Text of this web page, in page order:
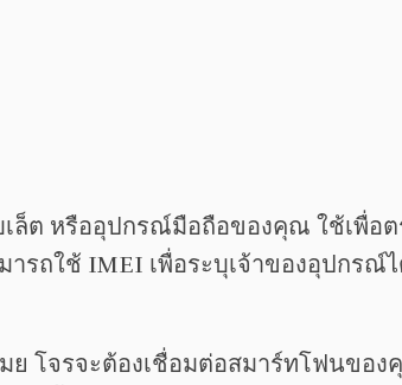
ล็ต หรืออุปกรณ์มือถือของคุณ ใช้เพื่อ
รถใช้ IMEI เพื่อระบุเจ้าของอุปกรณ์
โจรจะต้องเชื่อมต่อสมาร์ทโฟนของ